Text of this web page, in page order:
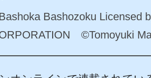
Bashozoku Licensed
©Tomoyuki